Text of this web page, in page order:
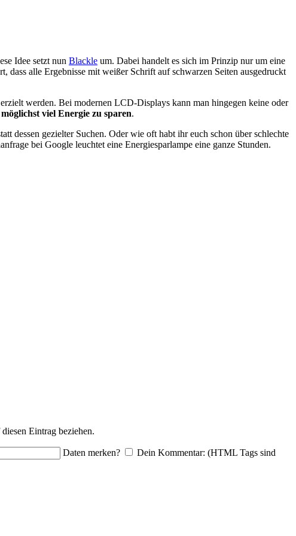
Idee setzt nun Blackle um. Dabei handelt es sich im Prinzip nur um eine
dass alle Ergebnisse mit weißer Schrift auf schwarzen Seiten ausgedruckt
werden. Bei modernen LCD-Displays kann man hingegen keine oder
viel Energie zu sparen.
dessen gezielter Suchen. Oder wie oft habt ihr euch schon über schlechte
bei Google leuchtet eine Energiesparlampe eine ganze Stunden.
Eintrag beziehen.
Daten merken? Dein Kommentar: (HTML Tags sind